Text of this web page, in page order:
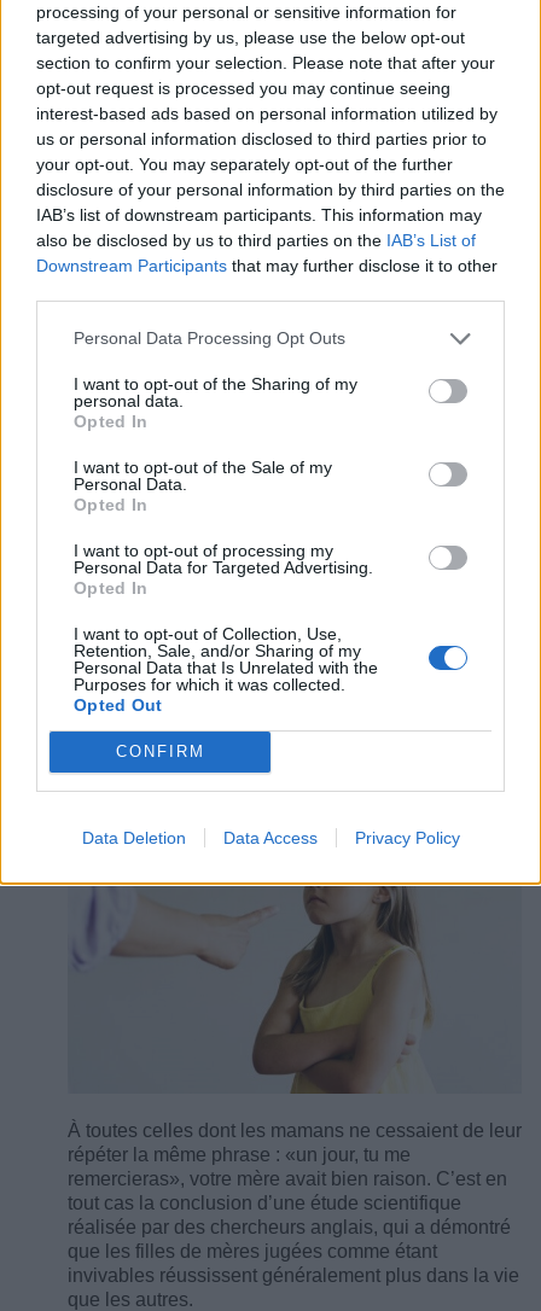
processing of your personal or sensitive information for
targeted advertising by us, please use the below opt-out
section to confirm your selection. Please note that after your
opt-out request is processed you may continue seeing
interest-based ads based on personal information utilized by
us or personal information disclosed to third parties prior to
your opt-out. You may separately opt-out of the further
disclosure of your personal information by third parties on the
IAB’s list of downstream participants. This information may
also be disclosed by us to third parties on the IAB’s List of
Downstream Participants that may further disclose it to other
Personal Data Processing Opt Outs
I want to opt-out of the Sharing of my
personal data.
Opted In
I want to opt-out of the Sale of my
Personal Data.
Opted In
I want to opt-out of processing my
Personal Data for Targeted Advertising.
Opted In
I want to opt-out of Collection, Use,
Retention, Sale, and/or Sharing of my
Personal Data that Is Unrelated with the
Purposes for which it was collected.
Opted Out
CONFIRM
Data Deletion Data Access Privacy Policy
Pour un parent, le travail ne s'arrête pas quand il
quitte le bureau :à son retour à la maison, il y a les
enfants qui l'attendent. Il faut préparer le dîner, les
laisser jouer, les faire dormir et peut-être nettoyer la
cuisine, faire la lessive, etc. Malgré la fatigue, il est
essentiel de ne jamais oublier de consacrer le bon
temps aux enfants : 3 minutes, selon la psychologue
Nataliya Sirotich.
- Les dernières recherches révèlent que
plus vous faites des câlins à vos
enfants, plus ils seront intelligents
ses compétences physiques et cérébrales. Mais le
développement de l’enfant se fait dès la naissance
comme l’illustre ces recherches !
- Les filles ayant ce type de mère
réussissent mieux dans la vie
À toutes celles dont les mamans ne cessaient de leur
répéter la même phrase : «un jour, tu me
remercieras», votre mère avait bien raison. C’est en
tout cas la conclusion d’une étude scientifique
réalisée par des chercheurs anglais, qui a démontré
que les filles de mères jugées comme étant
invivables réussissent généralement plus dans la vie
que les autres.